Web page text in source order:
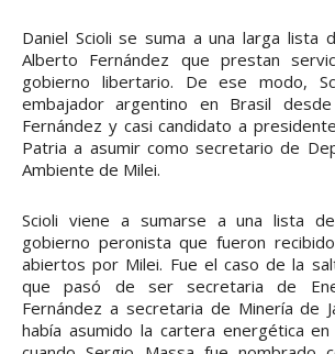
Daniel Scioli se suma a una larga lista
Alberto Fernández que prestan
gobierno libertario. De ese modo,
embajador argentino en Brasil
Fernández y casi candidato a
Patria a asumir como secretario de
Ambiente de Milei.
Scioli viene a sumarse a una lista
gobierno peronista que fueron
abiertos por Milei. Fue el caso de la
que pasó de ser secretaria de
Fernández a secretaria de Minería de
había asumido la cartera energética